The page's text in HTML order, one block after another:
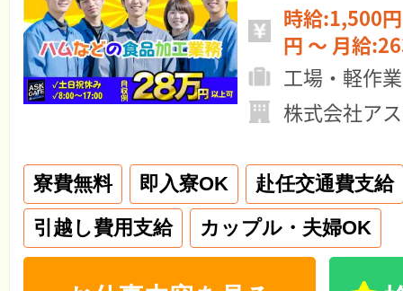
時給:1,500円 ～ 日給
円 ～ 月
工場・軽作業
株式会社ア
寮費無料 即入寮OK
赴任交通費支給
引越し費用支給
カップル・夫婦OK